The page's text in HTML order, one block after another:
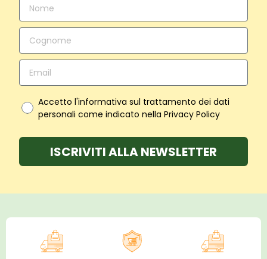
Accetto l'informativa sul trattamento dei dati
personali come indicato nella Privacy Policy
ISCRIVITI ALLA NEWSLETTER